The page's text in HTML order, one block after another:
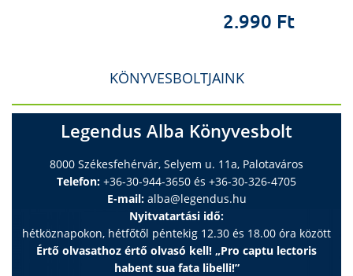
2.990 Ft
KÖNYVESBOLTJAINK
Legendus Alba Könyvesbolt
8000 Székesfehérvár, Selyem u. 11a, Palotaváros
Telefon: +36-30-944-3650 és +36-30-326-4705
E-mail: alba@legendus.hu
Nyitvatartási idő:
hétköznapokon, hétfőtől péntekig 12.30 és 18.00 óra között
Értő olvasathoz értő olvasó kell! „Pro captu lectoris
habent sua fata libelli!”